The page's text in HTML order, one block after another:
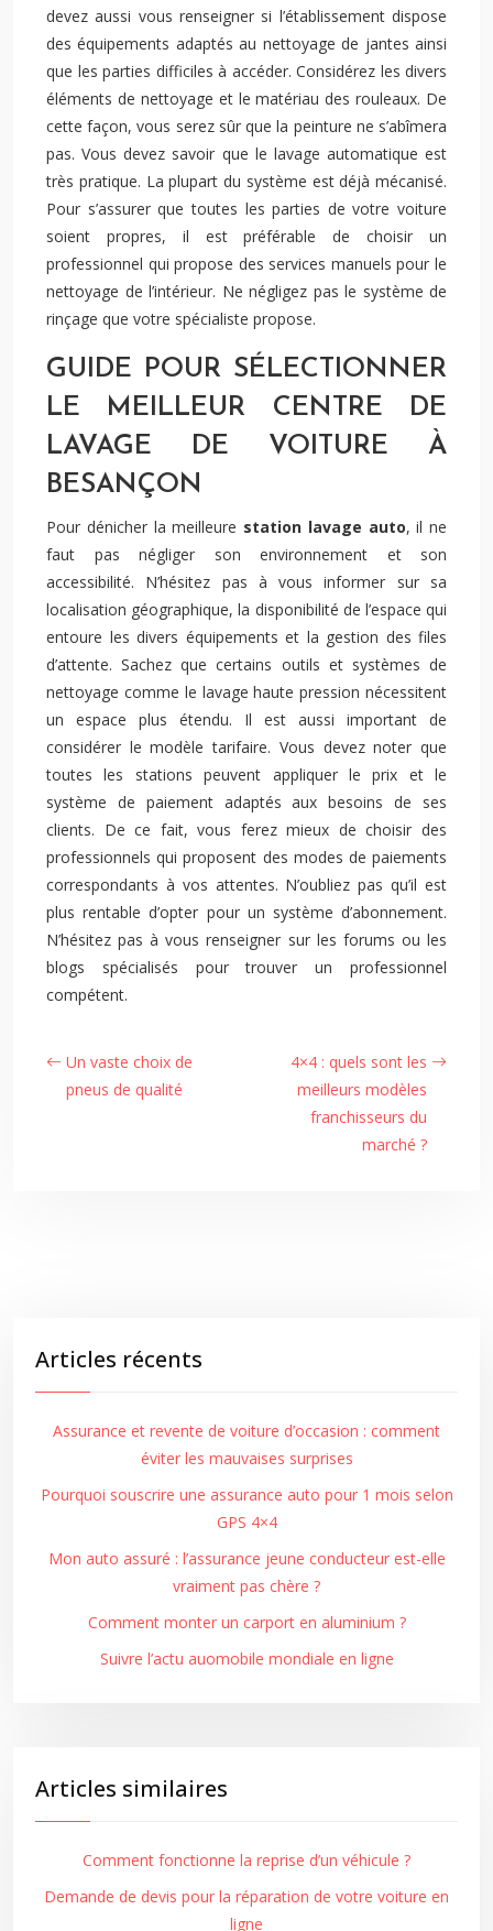
devez aussi vous renseigner si l’établissement dispose
des équipements adaptés au nettoyage de jantes ainsi
que les parties difficiles à accéder. Considérez les divers
éléments de nettoyage et le matériau des rouleaux. De
cette façon, vous serez sûr que la peinture ne s’abîmera
pas. Vous devez savoir que le lavage automatique est
très pratique. La plupart du système est déjà mécanisé.
Pour s’assurer que toutes les parties de votre voiture
soient propres, il est préférable de choisir un
professionnel qui propose des services manuels pour le
nettoyage de l’intérieur. Ne négligez pas le système de
rinçage que votre spécialiste propose.
GUIDE POUR SÉLECTIONNER
LE MEILLEUR CENTRE DE
LAVAGE DE VOITURE À
BESANÇON
Pour dénicher la meilleure station lavage auto, il ne
faut pas négliger son environnement et son
accessibilité. N’hésitez pas à vous informer sur sa
localisation géographique, la disponibilité de l’espace qui
entoure les divers équipements et la gestion des files
d’attente. Sachez que certains outils et systèmes de
nettoyage comme le lavage haute pression nécessitent
un espace plus étendu. Il est aussi important de
considérer le modèle tarifaire. Vous devez noter que
toutes les stations peuvent appliquer le prix et le
système de paiement adaptés aux besoins de ses
clients. De ce fait, vous ferez mieux de choisir des
professionnels qui proposent des modes de paiements
correspondants à vos attentes. N’oubliez pas qu’il est
plus rentable d’opter pour un système d’abonnement.
N’hésitez pas à vous renseigner sur les forums ou les
blogs spécialisés pour trouver un professionnel
compétent.
Un vaste choix de
pneus de qualité
4×4 : quels sont les
meilleurs modèles
franchisseurs du
marché ?
Articles récents
Assurance et revente de voiture d’occasion : comment
éviter les mauvaises surprises
Pourquoi souscrire une assurance auto pour 1 mois selon
GPS 4×4
Mon auto assuré : l’assurance jeune conducteur est-elle
vraiment pas chère ?
Comment monter un carport en aluminium ?
Suivre l’actu auomobile mondiale en ligne
Articles similaires
Comment fonctionne la reprise d’un véhicule ?
Demande de devis pour la réparation de votre voiture en
ligne